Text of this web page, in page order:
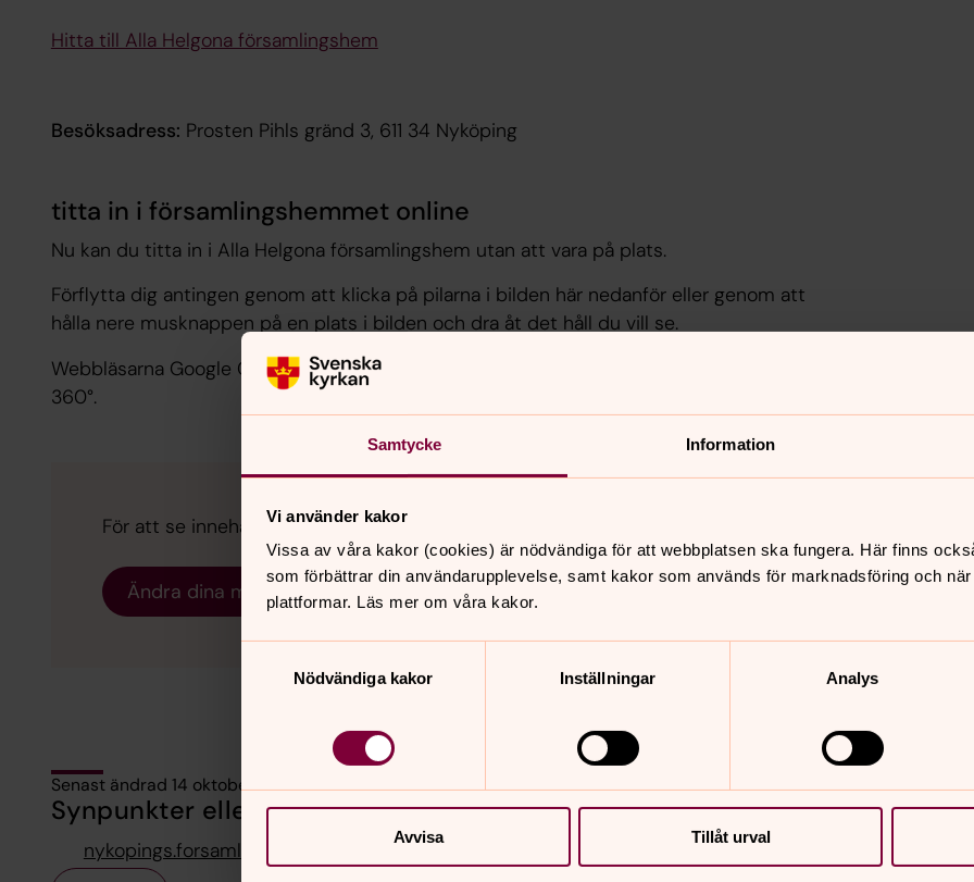
Samtycke Information
Vi använder kakor
Vissa av våra kakor (cookies) är nödvändiga för att webbplatsen ska fungera. Här finns
som förbättrar din användarupplevelse, samt kakor som används för marknadsföring och
plattformar. Läs mer om våra kakor.
Nödvändiga kakor
Inställningar Analys
Avvisa Tillåt urval
Hitta till Alla Helgona församlingshem
Besöksadress: Prosten Pihls gränd 3, 611 34 Nyköping
titta in i församlingshemmet online
Nu kan du titta in i Alla Helgona församlingshem utan att vara på plats.
Förflytta dig antingen genom att klicka på pilarna i bilden här nedanför eller genom att
hålla nere musknappen på en plats i bilden och dra åt det håll du vill se.
Webbläsarna Google Chrome och Microsoft Edge har de stöd som krävs för att visa
360°.
För att se innehållet behöver du acceptera kakor för marknadsföring.
Ändra dina marknadsföring för kakor
Senast ändrad 14 oktober 2024
Synpunkter eller frågor på sidans innehåll?
nykopings.forsamling@svenskakyrkan.se